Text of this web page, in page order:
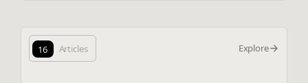
16 Articles Explore